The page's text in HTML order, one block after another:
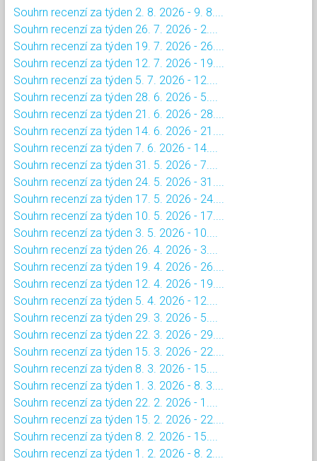
Souhrn recenzí za týden 2. 8. 2026 - 9. 8....
Souhrn recenzí za týden 26. 7. 2026 - 2....
Souhrn recenzí za týden 19. 7. 2026 - 26....
Souhrn recenzí za týden 12. 7. 2026 - 19....
Souhrn recenzí za týden 5. 7. 2026 - 12....
Souhrn recenzí za týden 28. 6. 2026 - 5....
Souhrn recenzí za týden 21. 6. 2026 - 28....
Souhrn recenzí za týden 14. 6. 2026 - 21....
Souhrn recenzí za týden 7. 6. 2026 - 14....
Souhrn recenzí za týden 31. 5. 2026 - 7....
Souhrn recenzí za týden 24. 5. 2026 - 31....
Souhrn recenzí za týden 17. 5. 2026 - 24....
Souhrn recenzí za týden 10. 5. 2026 - 17....
Souhrn recenzí za týden 3. 5. 2026 - 10....
Souhrn recenzí za týden 26. 4. 2026 - 3....
Souhrn recenzí za týden 19. 4. 2026 - 26....
Souhrn recenzí za týden 12. 4. 2026 - 19....
Souhrn recenzí za týden 5. 4. 2026 - 12....
Souhrn recenzí za týden 29. 3. 2026 - 5....
Souhrn recenzí za týden 22. 3. 2026 - 29....
Souhrn recenzí za týden 15. 3. 2026 - 22....
Souhrn recenzí za týden 8. 3. 2026 - 15....
Souhrn recenzí za týden 1. 3. 2026 - 8. 3....
Souhrn recenzí za týden 22. 2. 2026 - 1....
Souhrn recenzí za týden 15. 2. 2026 - 22....
Souhrn recenzí za týden 8. 2. 2026 - 15....
Souhrn recenzí za týden 1. 2. 2026 - 8. 2....